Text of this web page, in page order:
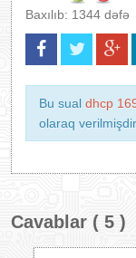
Baxılıb: 1344 dəfə
Bu sual dhcp
olaraq verilmişdir.
Cavablar ( 5 )